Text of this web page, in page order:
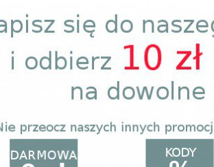
OkularyWsieci > Oprawki damskie > Bergman 4854-C3
Bergman 4854-C3